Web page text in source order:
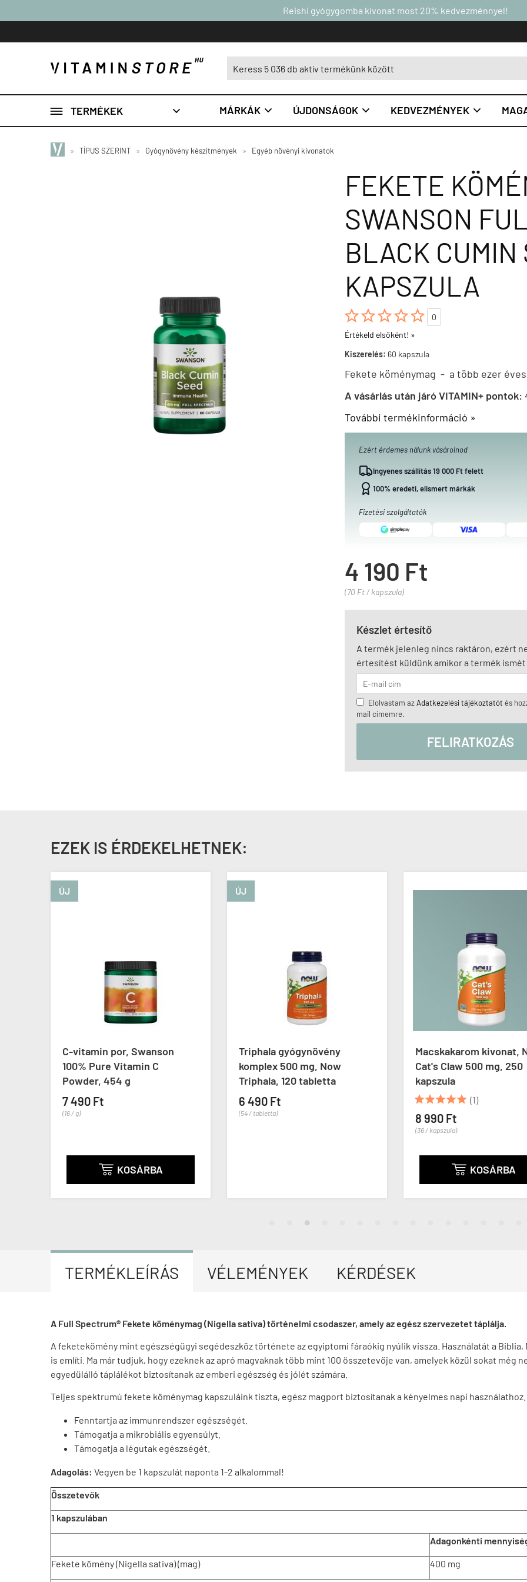
Reishi gyógygomba kivonat most 20% kedvezménnyel!
 TERMÉKEK  MÁRKÁK  ÚJDONSÁGOK  KEDVEZMÉNYEK 
» TÍPUS SZERINT » Gyógynövény készítmények » Egyéb növényi kivonatok
FEKETE
SWANSON
BLACK CUMIN
KAPSZULA

0
Értékeld elsőként! »
Kiszerelés: 60 kapszula
Fekete köménymag - a több ezer
A vásárlás után járó VITAMIN+ pontok:
További termékinformáció »
Ezért érdemes nálunk vásárolnod
Ingyenes szállítás 19 000 Ft felett
100% eredeti, elismert márkák
Fizetési szolgáltatók
4 190 Ft
(70 Ft / kapszula)
Készlet értesítő
A termék jelenleg nincs raktáron, ezért
értesítést küldünk amikor a termék
Elolvastam azAdatkezelési tájékoztatót és
mail címemre.
FELIRATKOZÁS
EZEK IS ÉRDEKELHETNEK:
ÚJ
C-vitamin por, Swanson
100% Pure Vitamin C
Powder, 454 g
7 490 Ft
(16 / g)
 KOSÁRBA
ÚJ
Triphala gyógynövény
komplex 500 mg, Now
Triphala, 120 tabletta
6 490 Ft
(54 / tabletta)
Macskakarom kivonat,
Cat's Claw 500 mg, 250
kapszula
 (1)
8 990 Ft
(36 / kapszula)
 KOSÁRBA
TERMÉKLEÍRÁS VÉLEMÉNYEK KÉRDÉSEK
A Full Spectrum® Fekete köménymag (Nigella sativa) történelmi csodaszer, amely az egész szervezetet táplálja.
A feketekömény mint egészségügyi segédeszköz története az egyiptomi fáraókig nyúlik vissza. Használatát a Biblia,
is említi. Ma már tudjuk, hogy ezeknek az apró magvaknak több mint 100 összetevője van, amelyek közül sokat még
egyedülálló táplálékot biztosítanak az emberi egészség és jólét számára.
Teljes spektrumú fekete köménymag kapszuláink tiszta, egész magport biztosítanak a kényelmes napi használathoz.
Fenntartja az immunrendszer egészségét.
Támogatja a mikrobiális egyensúlyt.
Támogatja a légutak egészségét.
Adagolás: Vegyen be 1 kapszulát naponta 1-2 alkalommal!
Összetevők
1 kapszulában
Adagonkénti
Fekete kömény (Nigella sativa) (mag) 400 mg